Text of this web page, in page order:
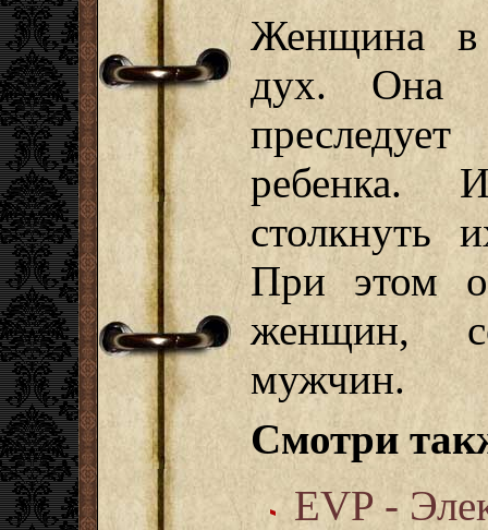
Женщина в
дух. Она
ребенка.
столкнуть
При этом
женщин,
мужчин.
Смотри
EVP -